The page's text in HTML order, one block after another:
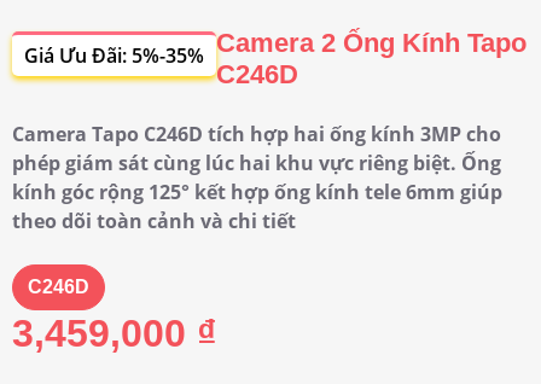
Giá Ưu Đãi: 5%-35% Camera 2 Ống Kính Tapo
C246D
Camera Tapo C246D tích hợp hai ống kính 3MP cho
phép giám sát cùng lúc hai khu vực riêng biệt. Ống
kính góc rộng 125° kết hợp ống kính tele 6mm giúp
theo dõi toàn cảnh và chi tiết
C246D
3,459,000 ₫